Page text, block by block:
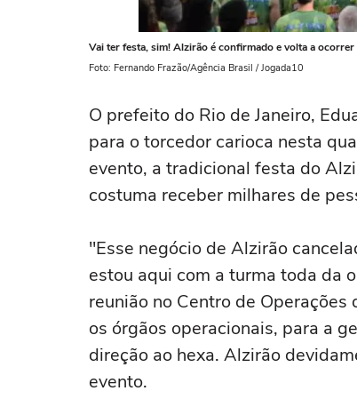
Vai ter festa, sim! Alzirão é confirmado e volta a
Foto: Fernando Frazão/Agência Brasil / Jogada10
O prefeito do Rio de Janeiro,
para o torcedor carioca nesta
evento, a tradicional festa do
costuma receber milhares de
"Esse negócio de Alzirão
estou aqui com a turma toda da
reunião no Centro de
os órgãos operacionais, para a
direção ao hexa. Alzirão
evento.